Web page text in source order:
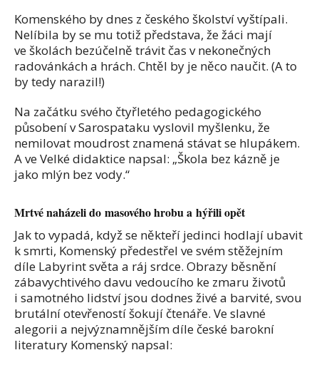
Komenského by dnes z českého školství vyštípali.
Nelíbila by se mu totiž představa, že žáci mají
ve školách bezúčelně trávit čas v nekonečných
radovánkách a hrách. Chtěl by je něco naučit. (A to
by tedy narazil!)
Na začátku svého čtyřletého pedagogického
působení v Sarospataku vyslovil myšlenku, že
nemilovat moudrost znamená stávat se hlupákem.
A ve Velké didaktice napsal: „Škola bez kázně je
jako mlýn bez vody.“
Mrtvé naházeli do masového hrobu a hýřili opět
Jak to vypadá, když se někteří jedinci hodlají ubavit
k smrti, Komenský předestřel ve svém stěžejním
díle Labyrint světa a ráj srdce. Obrazy běsnění
zábavychtivého davu vedoucího ke zmaru životů
i samotného lidství jsou dodnes živé a barvité, svou
brutální otevřeností šokují čtenáře. Ve slavné
alegorii a nejvýznamnějším díle české barokní
literatury Komenský napsal: